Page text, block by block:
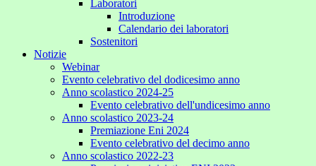
Laboratori
Introduzione
Calendario dei laboratori
Sostenitori
Notizie
Webinar
Evento celebrativo del dodicesimo anno
Anno scolastico 2024-25
Evento celebrativo dell'undicesimo anno
Anno scolastico 2023-24
Premiazione Eni 2024
Evento celebrativo del decimo anno
Anno scolastico 2022-23